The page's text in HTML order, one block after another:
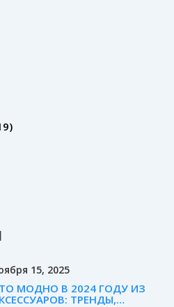
15, 2025
МОДНО В 2024 ГОДУ ИЗ
ТРЕНДЫ,